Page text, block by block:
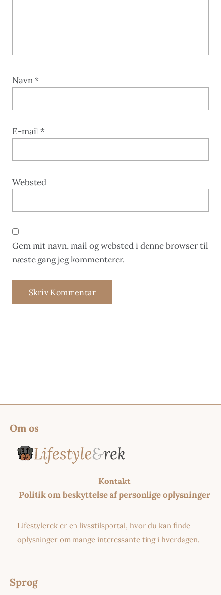
Navn*
E-mail *
Websted
Gem mit navn, mail og websted i denne browser til
næste gang jeg kommenterer.
Om os
Kontakt
Politik om beskyttelse af personlige oplysninger
Lifestylerek er en livsstilsportal, hvor du kan finde
oplysninger om mange interessante ting i hverdagen.
Sprog